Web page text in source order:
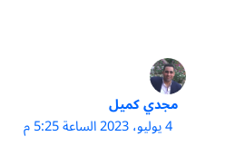
مجدي كميل
4 يوليو، 2023 الساعة 5:25 م